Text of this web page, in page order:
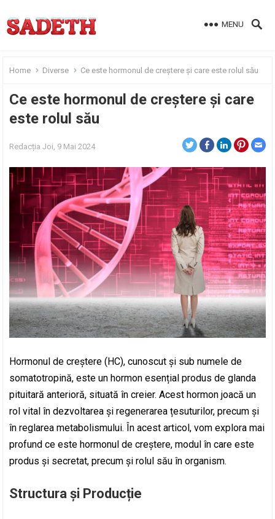
MENU
Home Diverse Ce este hormonul de creștere și care este rolul său
Ce este hormonul de creștere și care
este rolul său
Redacția Joi, 9 Mai 2024
Hormonul de creștere (HC), cunoscut și sub numele de
somatotropină, este un hormon esențial produs de glanda
pituitară anterioră, situată în creier. Acest hormon joacă un
rol vital în dezvoltarea și regenerarea țesuturilor, precum și
în reglarea metabolismului. În acest articol, vom explora mai
profund ce este hormonul de creștere, modul în care este
produs și secretat, precum și rolul său în organism.
Structura și Producție